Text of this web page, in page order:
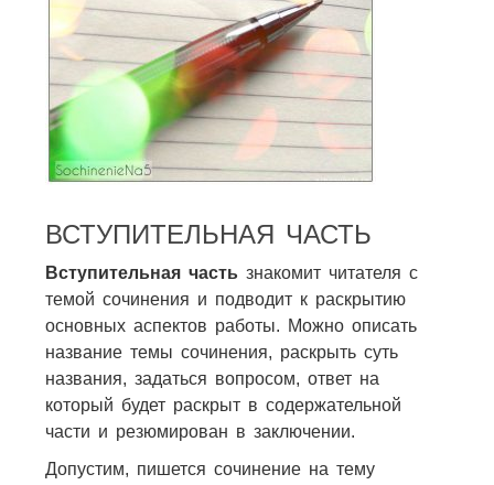
ВСТУПИТЕЛЬНАЯ ЧАСТЬ
Вступительная частьзнакомит читателя с
темой сочинения и подводит к раскрытию
основных аспектов работы. Можно описать
название темы сочинения, раскрыть суть
названия, задаться вопросом, ответ на
который будет раскрыт в содержательной
части и резюмирован в заключении.
Допустим, пишется сочинение на тему